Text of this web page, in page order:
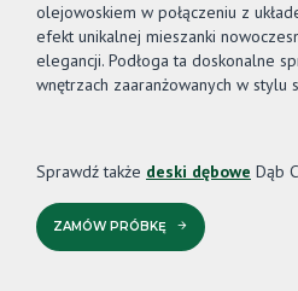
olejowoskiem w połączeniu z
efekt unikalnej mieszanki
elegancji. Podłoga ta doskonalne
wnętrzach zaaranżowanych w stylu
Sprawdź także deski dębowe Dąb
ZAMÓW PRÓBKĘ